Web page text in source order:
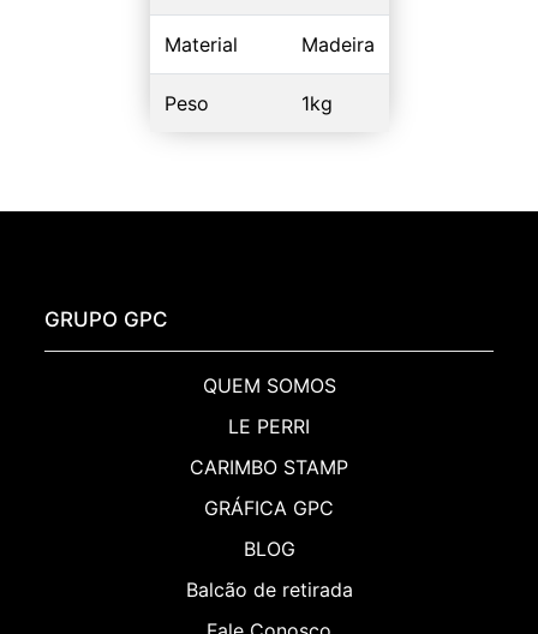
Material Madeira
Peso 1kg
GRUPO GPC
QUEM SOMOS
LE PERRI
CARIMBO STAMP
GRÁFICA GPC
BLOG
Balcão de retirada